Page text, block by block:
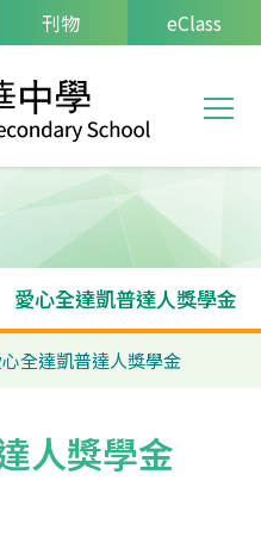
刊物 eClass
Main
愛心全達凱普達人獎學金
全達凱普達人獎學金
人獎學金